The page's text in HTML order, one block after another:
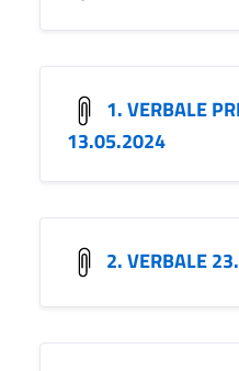
1. VERBALE
13.05.2024
2. VERBALE